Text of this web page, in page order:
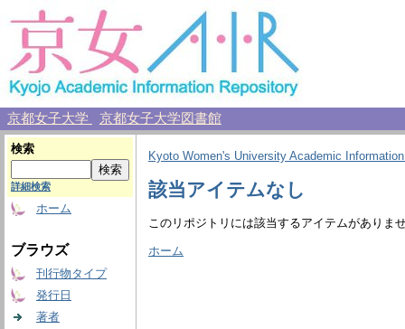
京都女子大学 京都女子大学図書館
検索
詳細検索
ホーム
ブラウズ
刊行物タイプ
発行日
著者
Kyoto Women's University Academic
該当アイテムなし
このリポジトリには該当するアイテムがありま
ホーム